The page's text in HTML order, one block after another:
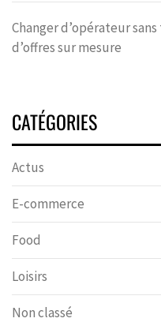
Changer d’opérateur
d’offres sur mesure
CATÉGORIES
Actus
E-commerce
Food
Loisirs
Non classé